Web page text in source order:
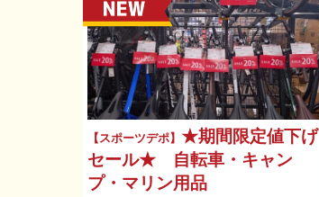
【スポーツデポ】 ★期間限定値下げ
セール★ 自転車・キャン
プ・マリン用品